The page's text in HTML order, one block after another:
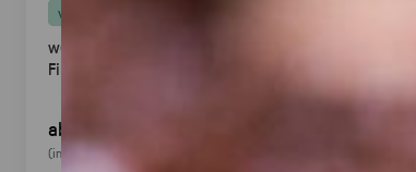
vegan
weicher Hefeteig · ideal zum füllen, dippen & teilen.
Fingerfood
ab 17,00 €
(inkl. MwSt.)